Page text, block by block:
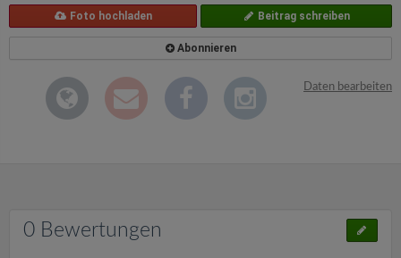
Foto hochladen Beitrag schreiben
Abonnieren
Daten bearbeiten
0 Bewertungen